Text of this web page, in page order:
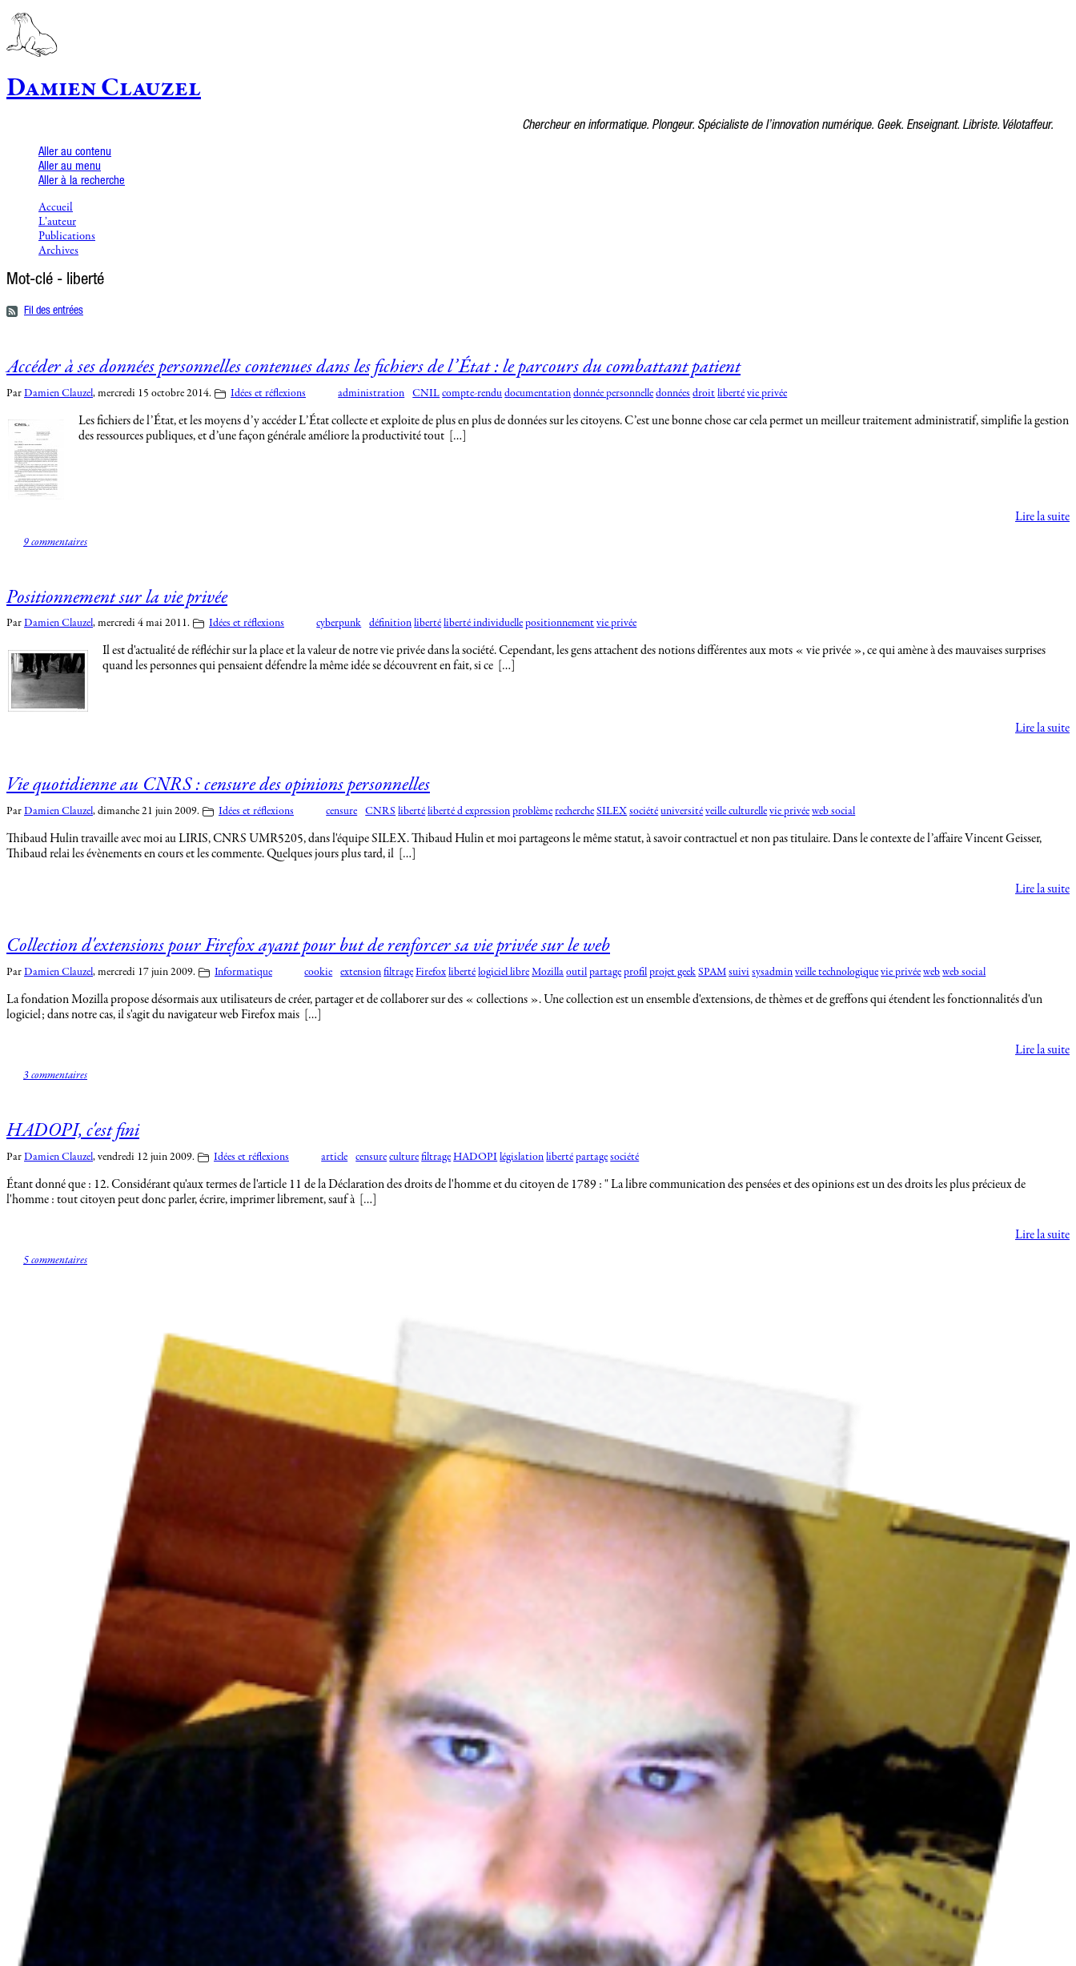
Damien Clauzel
Chercheur en informatique. Plongeur. Spécialiste de l’innovation numérique. Geek. Enseignant. Libriste. Vélotaffeur.
Aller au contenu
Aller au menu
Aller à la recherche
Accueil
L’auteur
Publications
Archives
Mot-clé - liberté
Fil des entrées
Accéder à ses données personnelles contenues dans les fichiers de l’État : le parcours du combattant patient
Par Damien Clauzel, mercredi 15 octobre 2014. Idées et réflexions administration CNIL compte-rendu documentation donnée personnelle données droit liberté vie privée
Les fichiers de l’État, et les moyens d’y accéder L’État collecte et exploite de plus en plus de données sur les citoyens. C’est une bonne chose car cela permet un meilleur traitement administratif, simplifie la gestion
des ressources publiques, et d’une façon générale améliore la productivité tout […]
Lire la suite
9 commentaires
Positionnement sur la vie privée
Par Damien Clauzel, mercredi 4 mai 2011. Idées et réflexions cyberpunk définition liberté liberté individuelle positionnement vie privée
Il est d'actualité de réfléchir sur la place et la valeur de notre vie privée dans la société. Cependant, les gens attachent des notions différentes aux mots « vie privée », ce qui amène à des mauvaises surprises
quand les personnes qui pensaient défendre la même idée se découvrent en fait, si ce […]
Lire la suite
Vie quotidienne au CNRS : censure des opinions personnelles
Par Damien Clauzel, dimanche 21 juin 2009. Idées et réflexions censure CNRS liberté liberté d expression problème recherche SILEX société université veille culturelle vie privée web social
Thibaud Hulin travaille avec moi au LIRIS, CNRS UMR5205, dans l'équipe SILEX. Thibaud Hulin et moi partageons le même statut, à savoir contractuel et non pas titulaire. Dans le contexte de l’affaire Vincent Geisser,
Thibaud relai les évènements en cours et les commente. Quelques jours plus tard, il […]
Lire la suite
Collection d'extensions pour Firefox ayant pour but de renforcer sa vie privée sur le web
Par Damien Clauzel, mercredi 17 juin 2009. Informatique cookie extension filtrage Firefox liberté logiciel libre Mozilla outil partage profil projet geek SPAM suivi sysadmin veille technologique vie privée web web social
La fondation Mozilla propose désormais aux utilisateurs de créer, partager et de collaborer sur des « collections ». Une collection est un ensemble d'extensions, de thèmes et de greffons qui étendent les fonctionnalités d'un
logiciel; dans notre cas, il s'agit du navigateur web Firefox mais […]
Lire la suite
3 commentaires
HADOPI, c'est fini
Par Damien Clauzel, vendredi 12 juin 2009. Idées et réflexions article censure culture filtrage HADOPI législation liberté partage société
Étant donné que : 12. Considérant qu'aux termes de l'article 11 de la Déclaration des droits de l'homme et du citoyen de 1789 : " La libre communication des pensées et des opinions est un des droits les plus précieux de
l'homme : tout citoyen peut donc parler, écrire, imprimer librement, sauf à […]
Lire la suite
5 commentaires